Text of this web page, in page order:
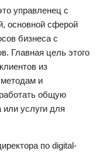
управленец с
основной сферой
бизнеса с
Главная цель этого
из
и
общую
или услуги для
по digital-